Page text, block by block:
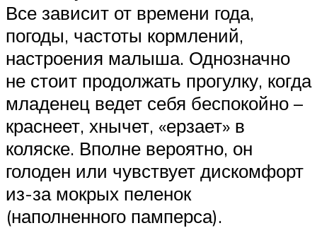
Все зависит от времени года,
погоды, частоты кормлений,
настроения малыша. Однозначно
не стоит продолжать прогулку, когда
младенец ведет себя беспокойно –
краснеет, хнычет, «ерзает» в
коляске. Вполне вероятно, он
голоден или чувствует дискомфорт
из-за мокрых пеленок
(наполненного памперса).